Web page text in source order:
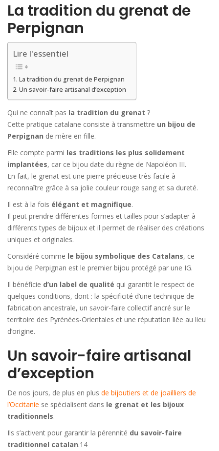
La tradition du grenat de
Perpignan
Lire l'essentiel
La tradition du grenat de Perpignan
Un savoir-faire artisanal d’exception
Qui ne connaît pas la tradition du grenat ?
Cette pratique catalane consiste à transmettre un bijou de
Perpignan de mère en fille.
Elle compte parmi les traditions les plus solidement
implantées, car ce bijou date du règne de Napoléon III.
En fait, le grenat est une pierre précieuse très facile à
reconnaître grâce à sa jolie couleur rouge sang et sa dureté.
Il est à la fois élégant et magnifique.
Il peut prendre différentes formes et tailles pour s’adapter à
différents types de bijoux et il permet de réaliser des créations
uniques et originales.
Considéré comme le bijou symbolique des Catalans, ce
bijou de Perpignan est le premier bijou protégé par une IG.
Il bénéficie d’un label de qualité qui garantit le respect de
quelques conditions, dont : la spécificité d’une technique de
fabrication ancestrale, un savoir-faire collectif ancré sur le
territoire des Pyrénées-Orientales et une réputation liée au lieu
d’origine.
Un savoir-faire artisanal
d’exception
De nos jours, de plus en plus de bijoutiers et de joailliers de
l’Occitanie se spécialisent dans le grenat et les bijoux
traditionnels.
Ils s’activent pour garantir la pérennité du savoir-faire
traditionnel catalan.14